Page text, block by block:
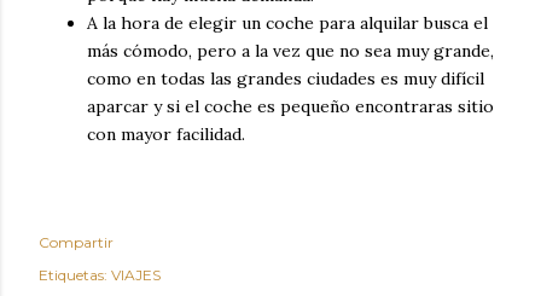
A la hora de elegir un coche para alquilar busca el
más cómodo, pero a la vez que no sea muy grande,
como en todas las grandes ciudades es muy difícil
aparcar y si el coche es pequeño encontraras sitio
con mayor facilidad.
Compartir
Etiquetas: VIAJES